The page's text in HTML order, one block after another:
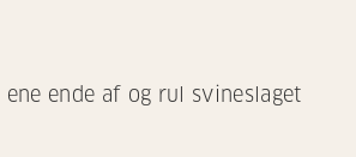
ende af og rul svineslaget